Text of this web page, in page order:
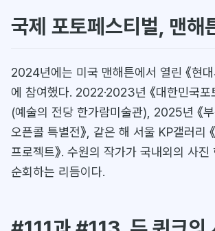
국제 포토페스티벌, 맨해
2024년에는 미국 맨해튼에서 열린 《현대
에 참여했다. 2022·2023년 《대한민국포
(예술의 전당 한가람미술관), 2025년 《
오픈콜 특별전》, 같은 해 서울 KP갤러리
프로젝트》. 수원의 작가가 국내외의 사진
순회하는 리듬이다.